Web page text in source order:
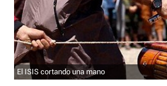
El ISIS cortando una mano